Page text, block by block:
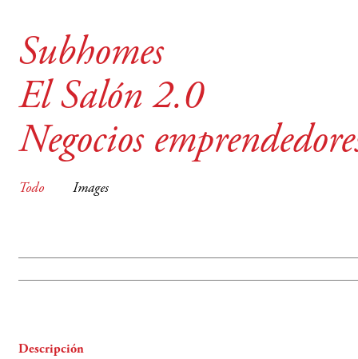
Subhomes
El Salón 2.0
Negocios
Todo Images
Descripción